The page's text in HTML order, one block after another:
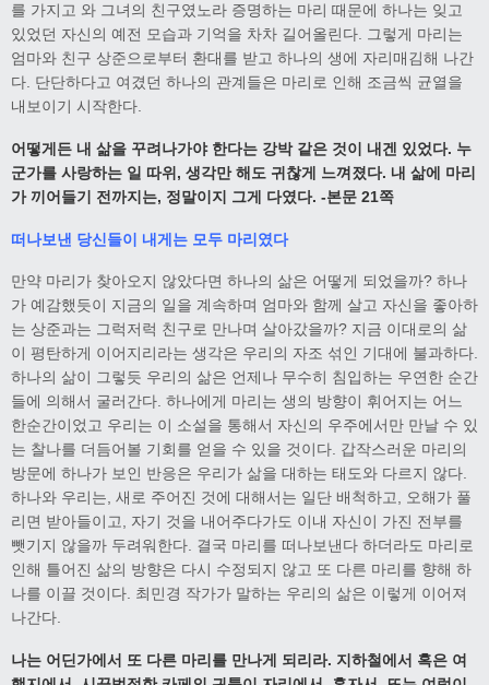
를 가지고 와 그녀의 친구였노라 증명하는 마리 때문에 하나는 잊고
있었던 자신의 예전 모습과 기억을 차차 길어올린다. 그렇게 마리는
엄마와 친구 상준으로부터 환대를 받고 하나의 생에 자리매김해 나간
다. 단단하다고 여겼던 하나의 관계들은 마리로 인해 조금씩 균열을
내보이기 시작한다.
어떻게든 내 삶을 꾸려나가야 한다는 강박 같은 것이 내겐 있었다. 누
군가를 사랑하는 일 따위 , 생각만 해도 귀찮게 느껴졌다. 내 삶에 마리
가 끼어들기 전까지는, 정말이지 그게 다였다. -본문 21쪽
떠나보낸 당신들이 내게는 모두 마리였다
만약 마리가 찾아오지 않았다면 하나의 삶은 어떻게 되었을까? 하나
가 예감했듯이 지금의 일을 계속하며 엄마와 함께 살고 자신을 좋아하
는 상준과는 그럭저럭 친구로 만나며 살아갔을까? 지금 이대로의 삶
이 평탄하게 이어지리라는 생각은 우리의 자조 섞인 기대에 불과하다.
하나의 삶이 그렇듯 우리의 삶은 언제나 무수히 침입하는 우연한 순간
들에 의해서 굴러간다. 하나에게 마리는 생의 방향이 휘어지는 어느
한순간이었고 우리는 이 소설을 통해서 자신의 우주에서만 만날 수 있
는 찰나를 더듬어볼 기회를 얻을 수 있을 것이다. 갑작스러운 마리의
방문에 하나가 보인 반응은 우리가 삶을 대하는 태도와 다르지 않다.
하나와 우리는, 새로 주어진 것에 대해서는 일단 배척하고, 오해가 풀
리면 받아들이고, 자기 것을 내어주다가도 이내 자신이 가진 전부를
뺏기지 않을까 두려워한다. 결국 마리를 떠나보낸다 하더라도 마리로
인해 틀어진 삶의 방향은 다시 수정되지 않고 또 다른 마리를 향해 하
나를 이끌 것이다. 최민경 작가가 말하는 우리의 삶은 이렇게 이어져
나간다.
나는 어딘가에서 또 다른 마리를 만나게 되리라. 지하철에서 혹은 여